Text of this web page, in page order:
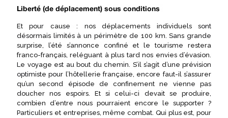
Liberté (de déplacement) sous conditions
Et pour cause : nos déplacements individuels sont
désormais limités à un périmètre de 100 km. Sans grande
surprise, l’été s’annonce confiné et le tourisme restera
franco-français, reléguant à plus tard nos envies d’évasion.
Le voyage est au bout du chemin. S’il s’agit d’une prévision
optimiste pour l’hôtellerie française, encore faut-il s’assurer
qu’un second épisode de confinement ne vienne pas
doucher nos espoirs. Et si celui-ci devait se produire,
combien d’entre nous pourraient encore le supporter ?
Particuliers et entreprises, même combat. Qui plus est, pour